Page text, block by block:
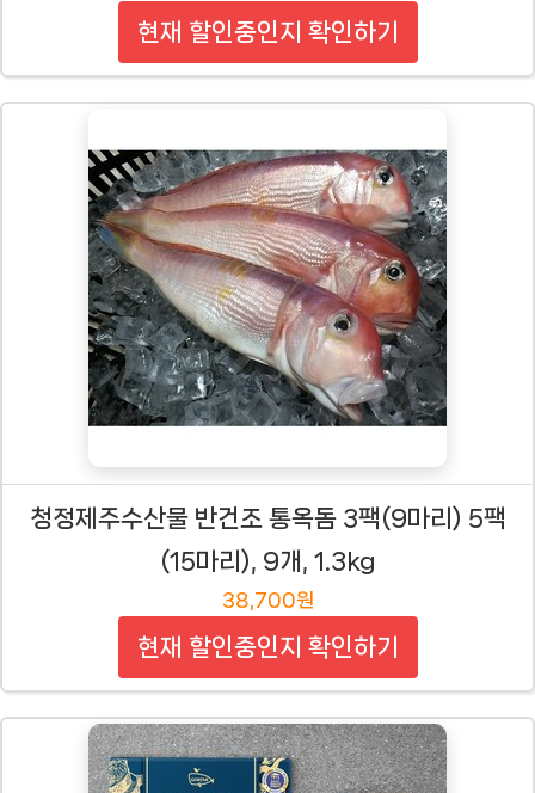
현재 할인중인지 확인하기
청정제주수산물 반건조 통옥돔 3팩(9마리) 5팩
(15마리), 9개, 1.3kg
38,700원
현재 할인중인지 확인하기